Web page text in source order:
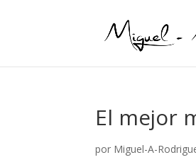
El mejor
por Miguel-A-